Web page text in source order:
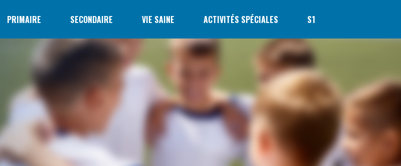
PRIMAIRE SECONDAIRE VIE SAINE ACTIVITÉS SPÉCIALES S1